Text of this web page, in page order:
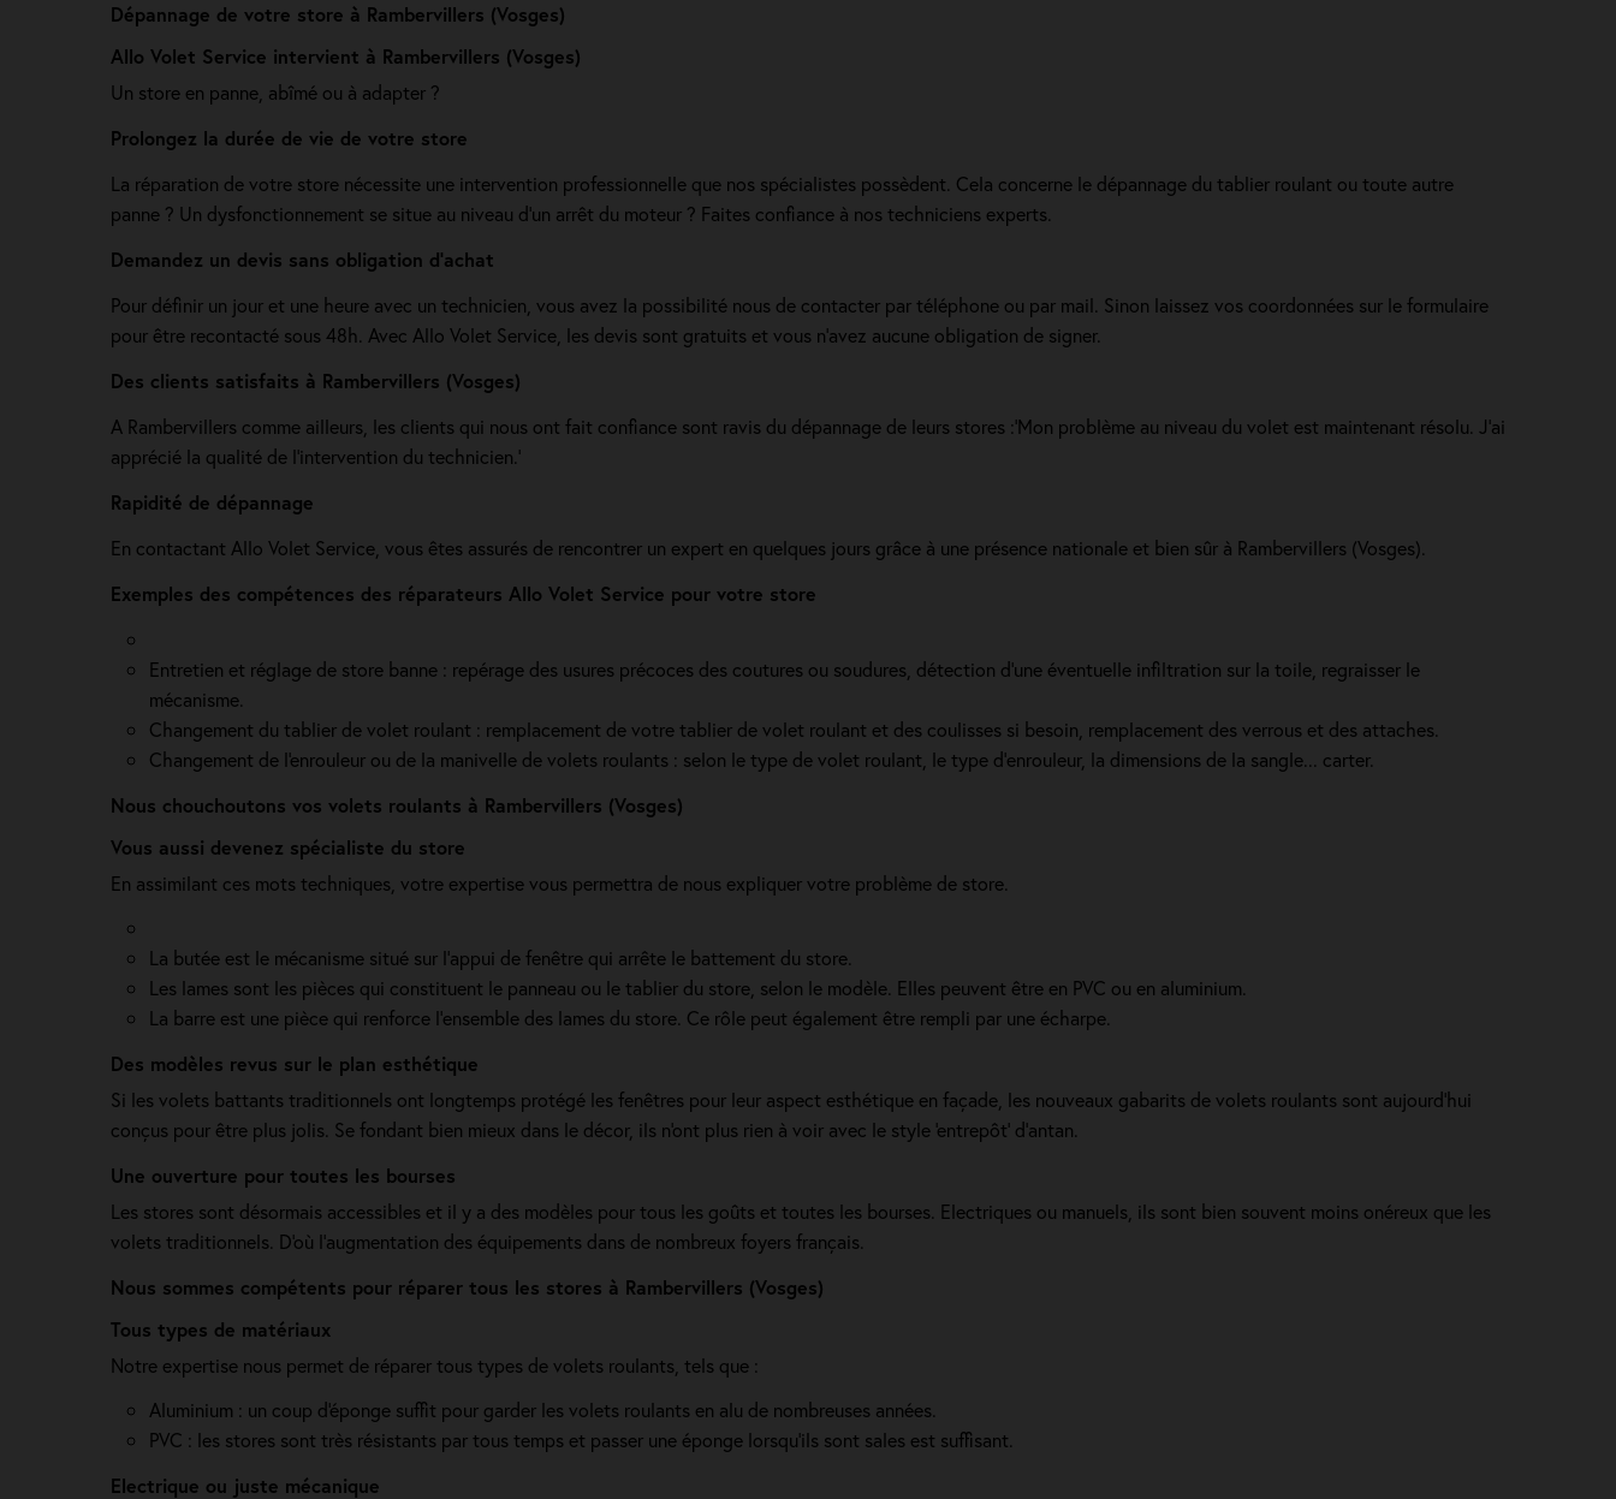
Dépannage de votre store à Rambervillers (Vosges)
Allo Volet Service intervient à Rambervillers (Vosges)
Un store en panne, abîmé ou à adapter ?
Prolongez la durée de vie de votre store
La réparation de votre store nécessite une intervention professionnelle que nos spécialistes possèdent. Cela concerne le dépannage du tablier roulant ou toute autre
panne ? Un dysfonctionnement se situe au niveau d'un arrêt du moteur ? Faites confiance à nos techniciens experts.
Demandez un devis sans obligation d'achat
Pour définir un jour et une heure avec un technicien, vous avez la possibilité nous de contacter par téléphone ou par mail. Sinon laissez vos coordonnées sur le formulaire
pour être recontacté sous 48h. Avec Allo Volet Service, les devis sont gratuits et vous n'avez aucune obligation de signer.
Des clients satisfaits à Rambervillers (Vosges)
A Rambervillers comme ailleurs, les clients qui nous ont fait confiance sont ravis du dépannage de leurs stores :'Mon problème au niveau du volet est maintenant résolu. J’ai
apprécié la qualité de l’intervention du technicien.'
Rapidité de dépannage
En contactant Allo Volet Service, vous êtes assurés de rencontrer un expert en quelques jours grâce à une présence nationale et bien sûr à Rambervillers (Vosges).
Exemples des compétences des réparateurs Allo Volet Service pour votre store
Entretien et réglage de store banne : repérage des usures précoces des coutures ou soudures, détection d'une éventuelle infiltration sur la toile, regraisser le
mécanisme.
Changement du tablier de volet roulant : remplacement de votre tablier de volet roulant et des coulisses si besoin, remplacement des verrous et des attaches.
Changement de l'enrouleur ou de la manivelle de volets roulants : selon le type de volet roulant, le type d’enrouleur, la dimensions de la sangle... carter.
Nous chouchoutons vos volets roulants à Rambervillers (Vosges)
Vous aussi devenez spécialiste du store
En assimilant ces mots techniques, votre expertise vous permettra de nous expliquer votre problème de store.
La butée est le mécanisme situé sur l’appui de fenêtre qui arrête le battement du store.
Les lames sont les pièces qui constituent le panneau ou le tablier du store, selon le modèle. Elles peuvent être en PVC ou en aluminium.
La barre est une pièce qui renforce l’ensemble des lames du store. Ce rôle peut également être rempli par une écharpe.
Des modèles revus sur le plan esthétique
Si les volets battants traditionnels ont longtemps protégé les fenêtres pour leur aspect esthétique en façade, les nouveaux gabarits de volets roulants sont aujourd'hui
conçus pour être plus jolis. Se fondant bien mieux dans le décor, ils n'ont plus rien à voir avec le style 'entrepôt' d'antan.
Une ouverture pour toutes les bourses
Les stores sont désormais accessibles et il y a des modèles pour tous les goûts et toutes les bourses. Electriques ou manuels, ils sont bien souvent moins onéreux que les
volets traditionnels. D'où l'augmentation des équipements dans de nombreux foyers français.
Nous sommes compétents pour réparer tous les stores à Rambervillers (Vosges)
Tous types de matériaux
Notre expertise nous permet de réparer tous types de volets roulants, tels que :
Aluminium : un coup d'éponge suffit pour garder les volets roulants en alu de nombreuses années.
PVC : les stores sont très résistants par tous temps et passer une éponge lorsqu'ils sont sales est suffisant.
Electrique ou juste mécanique